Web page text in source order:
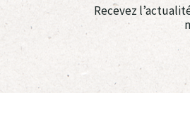
Recevez